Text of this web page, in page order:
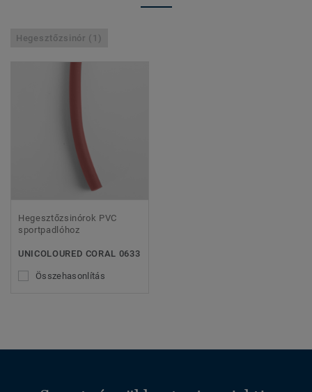
Hegesztőzsinór (1)
Hegesztőzsinórok PVC
sportpadlóhoz
UNICOLOURED CORAL 0633
Összehasonlítás